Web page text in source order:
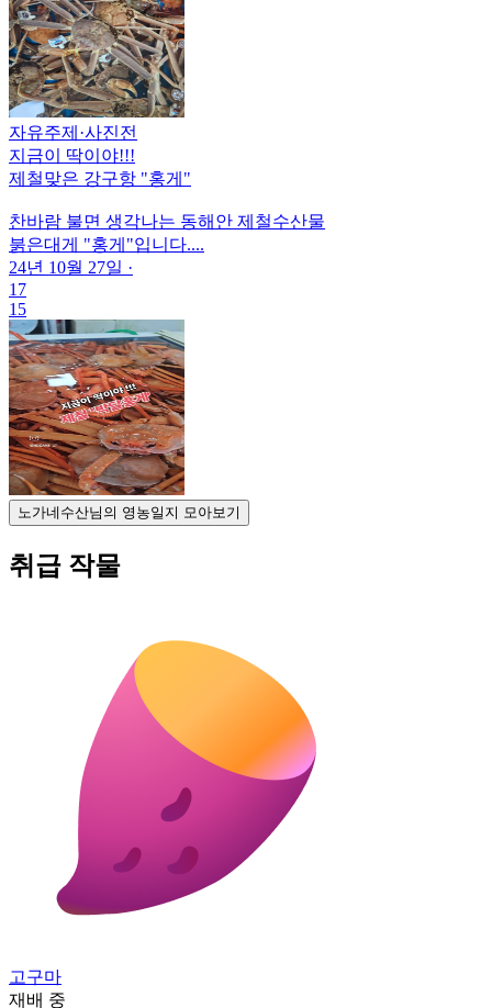
자유주제 ·사진전
지금이 딱이야!!!
제철맞은 강구항 "홍게"
찬바람 불면 생각나는 동해안 제철수산물
붉은대게 "홍게"입니다....
24년 10월 27일 ·
17
15
노가네수산님의 영농일지 모아보기
취급 작물
고구마
재배 중